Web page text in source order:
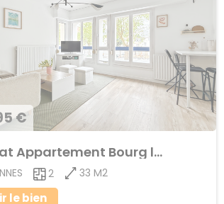
€
Achat Appartement Bourg l'Evêque
2 33 M2
le bien